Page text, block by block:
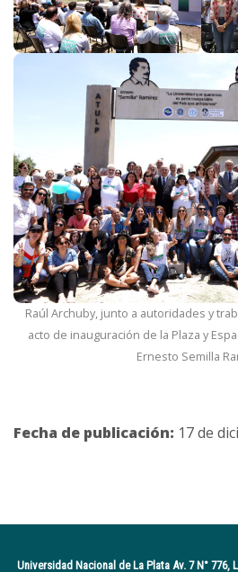
Raúl Archuby, junto a autoridades y
acto de inauguración de la Plaza y
Ernesto Semilla
Fecha de publicación: 17 de
Universidad Nacional de La Plata Av. 7 N° 776,